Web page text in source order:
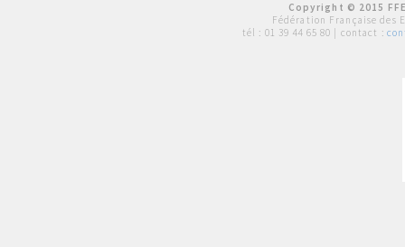
Copyright © 2015
Fédération Française des
tél : 01 39 44 65 80 | contact :